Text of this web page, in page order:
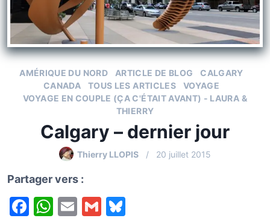
AMÉRIQUE DU NORD ARTICLE DE BLOG
CALGARY
CANADA
TOUS LES ARTICLES
VOYAGE
VOYAGE EN COUPLE (ÇA C'ÉTAIT AVANT) - LAURA &
THIERRY
Calgary – dernier jour
Thierry LLOPIS 20 juillet 2015
Partager vers :
F
W E
G